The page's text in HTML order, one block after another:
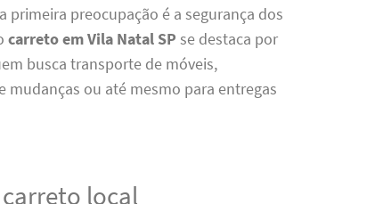
preocupação é a segurança dos
carreto em Vila Natal SP se destaca por
busca transporte de móveis,
ou até mesmo para entregas
local